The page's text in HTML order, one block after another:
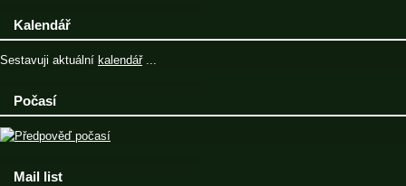
Kalendář
Sestavuji aktuální kalendář...
Počasí
Mail list